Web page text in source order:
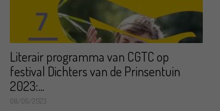
Literair programma van CGTC op
festival Dichters van de Prinsentuin
2023:...
08/06/2023